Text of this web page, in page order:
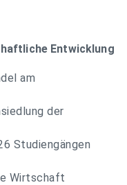
Entwicklung
am
der
Studiengängen
Wirtschaft